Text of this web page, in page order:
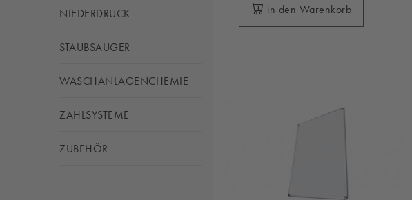
NIEDERDRUCK
STAUBSAUGER
WASCHANLAGENCHEMIE
ZAHLSYSTEME
ZUBEHÖR
in den Warenkorb